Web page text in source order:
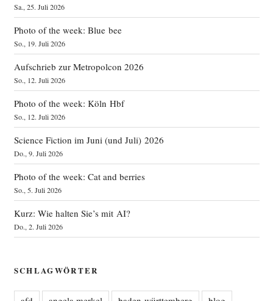
Sa., 25. Juli 2026
Photo of the week: Blue bee
So., 19. Juli 2026
Aufschrieb zur Metropolcon 2026
So., 12. Juli 2026
Photo of the week: Köln Hbf
So., 12. Juli 2026
Science Fiction im Juni (und Juli) 2026
Do., 9. Juli 2026
Photo of the week: Cat and berries
So., 5. Juli 2026
Kurz: Wie halten Sie’s mit AI?
Do., 2. Juli 2026
SCHLAGWÖRTER